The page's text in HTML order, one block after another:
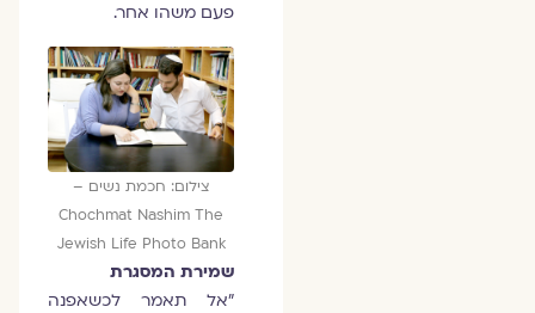
פעם משהו אחר.
צילום: חכמת נשים –
Chochmat Nashim The
Jewish Life Photo Bank
שמירת המסגרת
"אל תאמר לכשאפנה